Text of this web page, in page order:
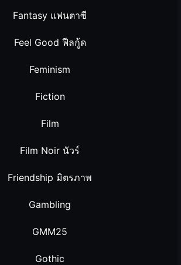
Fantasy แฟนตาซี
Feel Good ฟีลกู้ด
Feminism
Fiction
Film
Film Noir นัวร์
Friendship มิตรภาพ
Gambling
GMM25
Gothic